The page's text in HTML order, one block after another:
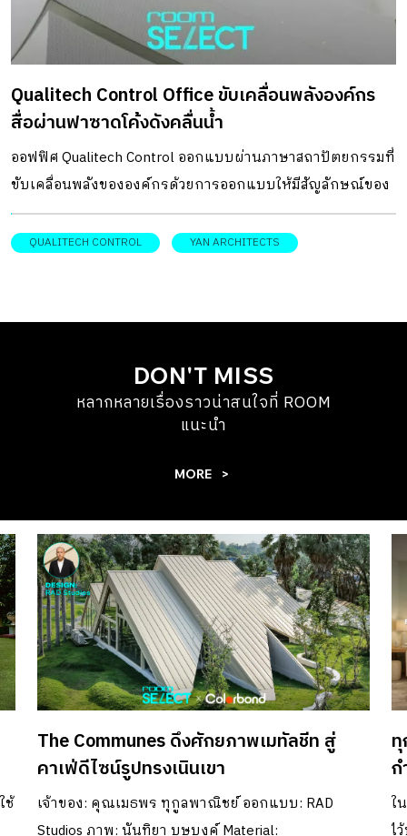
ไปพร้อมกัน ต้นไม้ในฐานะโครงสร้างที่ยังมีชีวิต ในงาน
ออกแบบทั่วไป ต้นไม้อาจถูกมองเป็นเพียงส่วนตกแต่งภูมิทัศน์
ที่คอยให้ความร่มรื่น แต่สำหรับที่นี่ต้นไม้ใหญ่ที่ได้รับการต่อลม
หายใจจากการถูกตัดทิ้ง ได้รับการยกระดับให้เป็นหัวใจหลัก
ของงานสถาปัตยกรรม สถาปนิกเลือกออกแบบอาคารให้เป็น
เหมือนแพลตฟอร์มทางเดินและมีพื้นที่ใช้งานที่ต้องลัดเลาะไป
ตามรูปทรงของต้นไม้ใหญ่ และยังให้ลำต้นของต้นไม้ทำหน้าที่
ระหว่างความเป็นธรรมชาติของต้นไม้กับโครงสร้างเหล็กเกิด
ขึ้นอย่างกลมกลืน ต้นไม้ทำหน้าที่เสมือนเสาที่มีชีวิต คอยพยุง
สมบูรณ์ตั้งแต่วันแรกที่สร้างเสร็จ แต่ได้กลายเป็นพื้นที่
สาธารณะที่มีชีวิต พร้อมเติบโตควบคู่ไปกับธรรมชาติและกาล
เวลาที่ริมชายหาดปะทิวทอง แรงลมริมทะเลที่เปลี่ยนข้อจำกัด
ลมปะทะอย่างต่อเนื่อง สถาปนิกจึงเลือกแก้ปัญหาด้วยการ
ทึบของวิลล่าเดิมจึงถูกรื้อถอนออกเพื่อลดภาระของโครงสร้าง
เหลือไว้เพียงฝ้าเพดานและพื้นที่เปิดโล่งที่เล่นระดับลัดเลาะไป
ตามความสูงของต้นไม้ นำไปสู่ภาษาทางสถาปัตยกรรมที่โดด
เด่น สเปซที่เคยปิดทึบเปลี่ยนให้มีความโปร่งเบา เปิดพื้นที่ให้
สายลม แสงธรรมชาติ […]
Qualitech Control Office ขับเคลื่อนพลังองค์กร
สื่อผ่านฟาซาดโค้งดังคลื่นน้ำ
ออฟฟิศ Qualitech Control ออกแบบผ่านภาษาสถาปัตยกรรมที่
ขับเคลื่อนพลังขององค์กรด้วยการออกแบบให้มีสัญลักษณ์ของ
“สายน้ำและการไหลเวียน” เพื่อสื่อถึงพลังงานที่ดีและความเจริญ
รุ่งเรือง ตีความผ่าน Perforated Panel รูปทรงโค้งที่เรียงตัว
เทค คอนโทรล แห่งนี้ เกิดจากความต้องการอยากให้สำนักงาน
Architects ย่านสถาปนิก ช่วยสร้างภาพลักษณ์ขององค์กรผ่าน
สถาปัตยกรรมที่สวยงาม ชวนให้เกิดความภาคภูมิใจของ
พนักงาน ซึ่งถือเป็นอีกหนึ่งปัจจัยสำคัญในการสื่อสารตัวตน
ภาษาสู่ฟาซาดลื่นไหล สำหรับความท้าทายของโครงการนี้ คือ
องค์กรได้ โดยไม่รู้สึกแข็งทื่อ หรือปิดกั้นจนเกินไป ขณะ
เดียวกันก็ต้องตอบสนองต่อบริบทเมือง ทั้งในเรื่องของ
แสงแดด ความร้อน ความเป็นส่วนตัว และความสบายในการใช้
งานจริง โจทย์ดังกล่าวนำไปสู่การตั้งคำถามว่า สถาปัตยกรรม
จะสามารถสร้าง “การเคลื่อนไหว” ให้กับอาคารได้อย่างไร โดยไม่
สูญเสียความนิ่ง ความสงบ และความเรียบง่ายขององค์ประกอบ
โดยรวม นั่นจึงนำมาสู่การหยิบแนวคิดของ “น้ำ” มาแปลเป็น
ภาษาอาคารผ่านฟาซาด (façade) ที่ลื่นไหล จังหวะของแสง เงา
และพื้นผิว เชื่อมต่อสู่พื้นที่ภายในอย่างเป็นธรรมชาติ พร้อม
แนวคิดด้านความสมดุลและพลังงานเชิงบวกที่ช่วยเสริมให้
อาคารมีทั้งความหมาย ความสง่างาม และพลังของการเติบโต
QUALITECH CONTROL YAN ARCHITECTS
DON'T MISS
หลากหลายเรื่องราวน่าสนใจที่ ROOM
แนะนำ
MORE
ช้
The Communes ดึงศักยภาพเมทัลชีท สู่
คาเฟ่ดีไซน์รูปทรงเนินเขา
เจ้าของ: คุณเมธพร ทุกูลพาณิชย์ ออกแบบ: RAD
Studios ภาพ: นันทิยา บุษบงค์ Material:
ใ
ไ